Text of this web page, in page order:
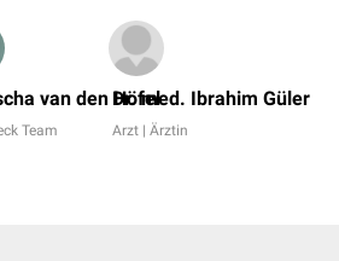
van den Höfel
Team
Dr. med. Ibrahim Güler
Arzt | Ärztin